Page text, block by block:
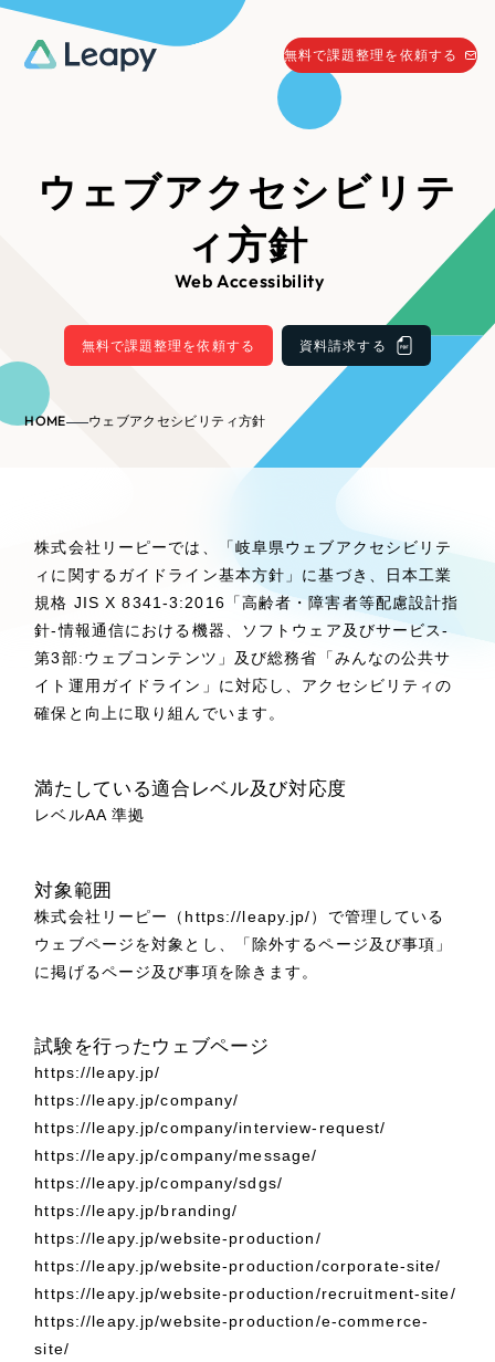
サービス
Service
サービス紹介
Webサイト制作
コーポレートサイト制作
採用サイト制作
ECサイト制作
? よくある質問
採用情報
お役立ち情報
無料で課題整理を依頼
無料で課題整理を依頼する
058-215-0066
24時間受付
資料請求する
Web Produce
リーピーが選ばれる理由
コーポレートサイト制作
採用サイト制作
ECサイト制作
ブランドサイト制作
ブランディング支援
すべて （624件）
コーポレート・企業サイト
求人・採用サイト
ECサイト（オンラインショップ） （43件）
ポータルサイト・メディアサイト
ブランディング（ロゴ・印刷物）
その他 （1件）
オプションサービス
お客様インタビュー
Outsourcing
アウトソーシング（代行支援）
Company
ウェブアクセシビリテ
ィ方針
Web Accessibility
無料で課題整理を依頼する 資料請求する
HOME ウェブアクセシビリティ方針
株式会社リーピーでは、「岐阜県ウェブアクセシビリテ
ィに関するガイドライン基本方針」に基づき、日本工業
規格 JIS X 8341-3:2016「高齢者・障害者等配慮設計指
針-情報通信における機器、ソフトウェア及びサービス-
第3部:ウェブコンテンツ」及び総務省「みんなの公共サ
イト運用ガイドライン」に対応し、アクセシビリティの
確保と向上に取り組んでいます。
満たしている適合レベル及び対応度
レベルAA 準拠
対象範囲
株式会社リーピー（https://leapy.jp/）で管理している
ウェブページを対象とし、「除外するページ及び事項」
に掲げるページ及び事項を除きます。
試験を行ったウェブページ
https://leapy.jp/
https://leapy.jp/company/
https://leapy.jp/company/interview-request/
https://leapy.jp/company/message/
https://leapy.jp/company/sdgs/
https://leapy.jp/branding/
https://leapy.jp/website-production/
https://leapy.jp/website-production/corporate-site/
https://leapy.jp/website-production/recruitment-site/
https://leapy.jp/website-production/e-commerce-
site/